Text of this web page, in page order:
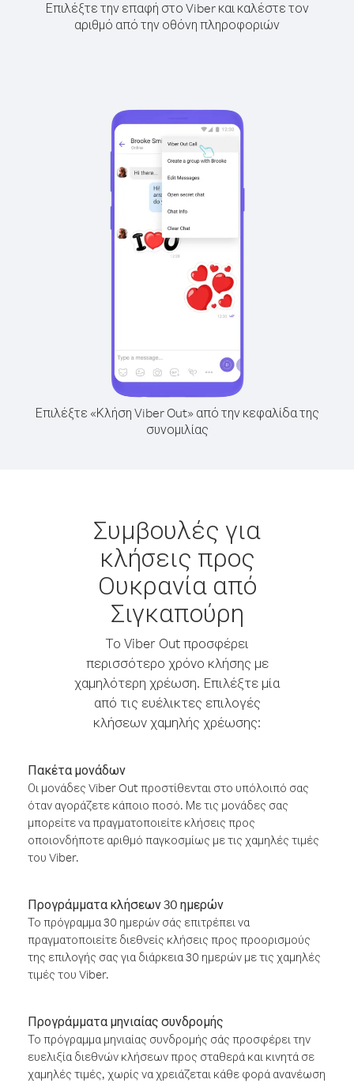
Επιλέξτε την επαφή στο Viber και καλέστε τον
αριθμό από την οθόνη πληροφοριών
Επιλέξτε «Κλήση Viber Out» από την κεφαλίδα της
συνομιλίας
Συμβουλές για
κλήσεις προς
Ουκρανία από
Σιγκαπούρη
Το Viber Out προσφέρει
περισσότερο χρόνο κλήσης με
χαμηλότερη χρέωση. Επιλέξτε μία
από τις ευέλικτες επιλογές
κλήσεων χαμηλής χρέωσης:
Πακέτα μονάδων
Οι μονάδες Viber Out προστίθενται στο υπόλοιπό σας
όταν αγοράζετε κάποιο ποσό. Με τις μονάδες σας
μπορείτε να πραγματοποιείτε κλήσεις προς
οποιονδήποτε αριθμό παγκοσμίως με τις χαμηλές τιμές
του Viber.
Προγράμματα κλήσεων 30 ημερών
Το πρόγραμμα 30 ημερών σάς επιτρέπει να
πραγματοποιείτε διεθνείς κλήσεις προς προορισμούς
της επιλογής σας για διάρκεια 30 ημερών με τις χαμηλές
τιμές του Viber.
Προγράμματα μηνιαίας συνδρομής
Το πρόγραμμα μηνιαίας συνδρομής σάς προσφέρει την
ευελιξία διεθνών κλήσεων προς σταθερά και κινητά σε
χαμηλές τιμές, χωρίς να χρειάζεται κάθε φορά ανανέωση